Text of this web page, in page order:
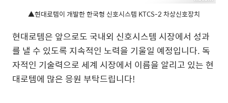
▲현대로템이 개발한 한국형 신호시스템 KTCS-2 차상신호장치
현대로템은 앞으로도 국내외 신호시스템 시장에서 성과
를 낼 수 있도록 지속적인 노력을 기울일 예정입니다. 독
자적인 기술력으로 세계 시장에서 이름을 알리고 있는 현
대로템에 많은 응원 부탁드립니다!